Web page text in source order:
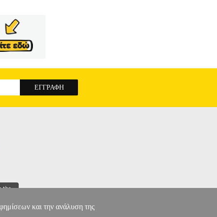
και την ανάλυση της